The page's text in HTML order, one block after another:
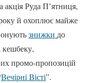
акція Руда П’ятниця,
й охоплює майже
знижки до
кешбеку,
промо-пропозицій
Вечірні Вісті”.